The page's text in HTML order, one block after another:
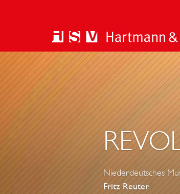
Niederdeutsches
Fritz Reuter